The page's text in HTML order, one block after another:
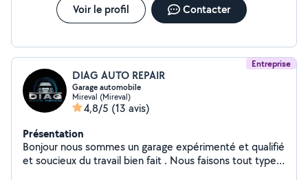
Voir le profil Contacter
Entreprise
DIAG AUTO REPAIR
Garage automobile
Mireval (Mireval)
4,8/5 (13 avis)
Présentation
Bonjour nous sommes un garage expérimenté et qualifié
et soucieux du travail bien fait . Nous faisons tout type